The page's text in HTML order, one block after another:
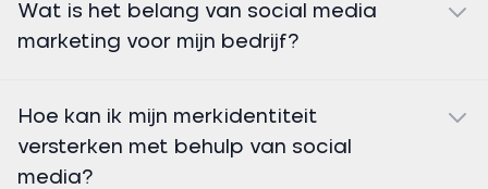
Wat is het belang van social media
marketing voor mijn bedrijf?
Hoe kan ik mijn merkidentiteit
versterken met behulp van social
media?